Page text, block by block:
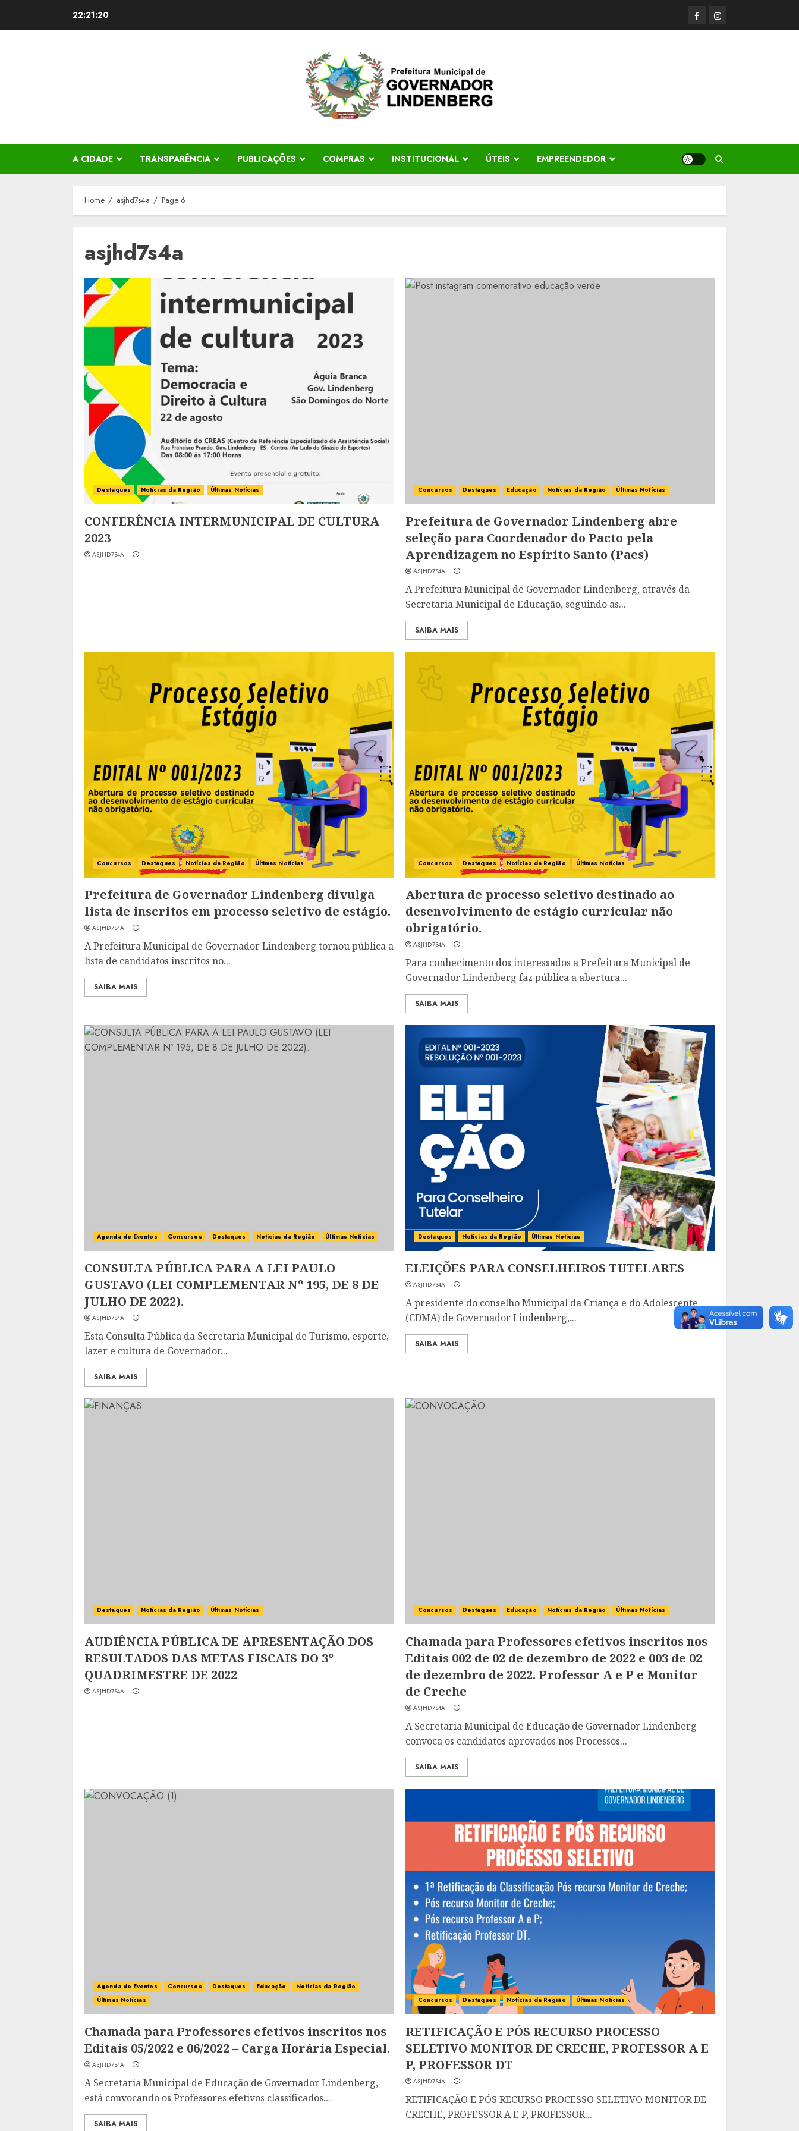
22:21:21 FacerbookInstagram
A CIDADE TRANSPARÊNCIA PUBLICAÇÕES COMPRAS INSTITUCIONAL ÚTEIS EMPREENDEDOR
Home asjhd7s4a Page 6
asjhd7s4a
Destaques Notícias da Região Últimas Notícias
CONFERÊNCIA INTERMUNICIPAL DE CULTURA
2023
ASJHD7S4A
Concursos Destaques Educação Notícias da Região Últimas Notícias
Prefeitura de Governador Lindenberg abre
seleção para Coordenador do Pacto pela
Aprendizagem no Espírito Santo (Paes)
ASJHD7S4A
A Prefeitura Municipal de Governador Lindenberg, através da
Secretaria Municipal de Educação, seguindo as...
SAIBA MAIS
Concursos Destaques Notícias da Região Últimas Notícias
Prefeitura de Governador Lindenberg divulga
lista de inscritos em processo seletivo de estágio.
ASJHD7S4A
A Prefeitura Municipal de Governador Lindenberg tornou pública a
lista de candidatos inscritos no...
SAIBA MAIS
Concursos Destaques Notícias da Região Últimas Notícias
Abertura de processo seletivo destinado ao
desenvolvimento de estágio curricular não
obrigatório.
ASJHD7S4A
Para conhecimento dos interessados a Prefeitura Municipal de
Governador Lindenberg faz pública a abertura...
SAIBA MAIS
Agenda de Eventos Concursos Destaques Notícias da Região Últimas Notícias
CONSULTA PÚBLICA PARA A LEI PAULO
GUSTAVO (LEI COMPLEMENTAR Nº 195, DE 8 DE
JULHO DE 2022).
ASJHD7S4A
Esta Consulta Pública da Secretaria Municipal de Turismo, esporte,
lazer e cultura de Governador...
SAIBA MAIS
Destaques Notícias da Região Últimas Notícias
ELEIÇÕES PARA CONSELHEIROS TUTELARES
ASJHD7S4A
A presidente do conselho Municipal da Criança e do Adolescente
(CDMA) de Governador Lindenberg,...
SAIBA MAIS
Destaques Notícias da Região Últimas Notícias
AUDIÊNCIA PÚBLICA DE APRESENTAÇÃO DOS
RESULTADOS DAS METAS FISCAIS DO 3º
QUADRIMESTRE DE 2022
ASJHD7S4A
Concursos Destaques Educação Notícias da Região Últimas Notícias
Chamada para Professores efetivos inscritos nos
Editais 002 de 02 de dezembro de 2022 e 003 de 02
de dezembro de 2022. Professor A e P e Monitor
de Creche
ASJHD7S4A
A Secretaria Municipal de Educação de Governador Lindenberg
convoca os candidatos aprovados nos Processos...
SAIBA MAIS
Agenda de Eventos Concursos Destaques Educação
Notícias da Região
Últimas Notícias
Chamada para Professores efetivos inscritos nos
Editais 05/2022 e 06/2022 – Carga Horária Especial.
ASJHD7S4A
A Secretaria Municipal de Educação de Governador Lindenberg,
está convocando os Professores efetivos classificados...
SAIBA MAIS
Concursos Destaques Notícias da Região Últimas Notícias
RETIFICAÇÃO E PÓS RECURSO PROCESSO
SELETIVO MONITOR DE CRECHE, PROFESSOR A E
P, PROFESSOR DT
ASJHD7S4A
RETIFICAÇÃO E PÓS RECURSO PROCESSO SELETIVO MONITOR DE
CRECHE, PROFESSOR A E P, PROFESSOR...